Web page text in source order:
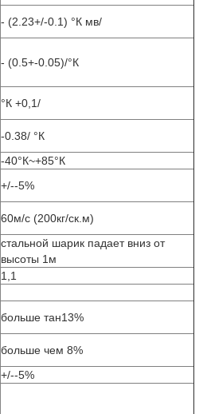
- (2.23+/-0.1) °К мв/
- (0.5+-0.05)/°К
°К +0,1/
-0.38/ °К
-40°К~+85°К
+/--5%
60м/с (200кг/ск.м)
стальной шарик падает вниз от
высоты 1м
1,1
больше тан13%
больше чем 8%
+/--5%